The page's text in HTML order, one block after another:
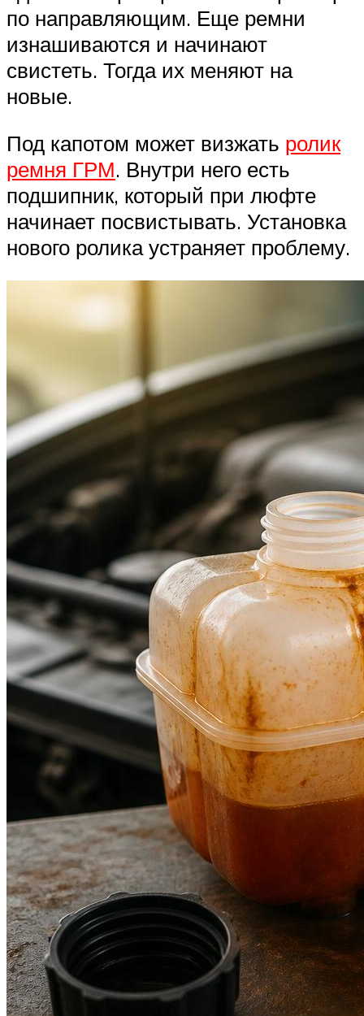
по направляющим. Еще ремни
изнашиваются и начинают
свистеть. Тогда их меняют на
новые.
Под капотом может визжать ролик
ремня ГРМ. Внутри него есть
подшипник, который при люфте
начинает посвистывать. Установка
нового ролика устраняет проблему.